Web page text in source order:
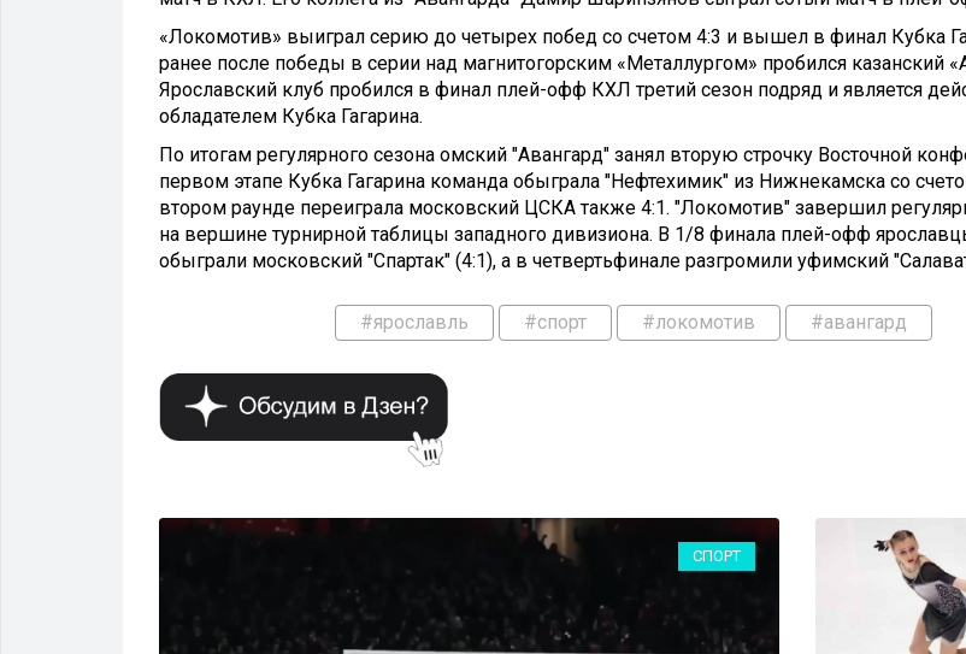
«Локомотив» выиграл серию до четырех побед со счетом 4:3 и вышел в финал Кубка
ранее после победы в серии над магнитогорским «Металлургом» пробился казанский
Ярославский клуб пробился в финал плей-офф КХЛ третий сезон подряд и является
обладателем Кубка Гагарина.
По итогам регулярного сезона омский "Авангард" занял вторую строчку Восточной
первом этапе Кубка Гагарина команда обыграла "Нефтехимик" из Нижнекамска со
втором раунде переиграла московский ЦСКА также 4:1. "Локомотив" завершил
на вершине турнирной таблицы западного дивизиона. В 1/8 финала плей-офф
обыграли московский "Спартак" (4:1), а в четвертьфинале разгромили уфимский
#ярославль #спорт #локомотив #авангард
СПОРТ